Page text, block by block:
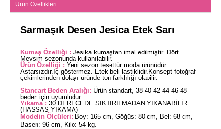
Ürün Özellikleri
Sarmaşık Desen Jesica Etek Sarı
Kumaş Özelliği : Jesika kumaştan imal edilmiştir. Dört
Mevsim sezonunda kullanılabilir.
Ürün Özelliği : Yeni sezon tesettür moda ürünüdür.
Astarsızdır.İç göstermez. Etek beli lastiklidir.Konsept fotoğraf
çekimlerinden dolayı üründe ton farklılığı olabilir.
Standart Beden Aralığı: Ürün standart, 38-40-42-44-46-48
beden için uyumludur.
Yıkama : 30 DERECEDE SIKTIRILMADAN YIKANABİLİR.
(HASSAS YIKAMA)
Modelin Ölçüleri: Boy: 165 cm, Göğüs: 80 cm, Bel: 68 cm,
Basen: 96 cm, Kilo: 54 kg.